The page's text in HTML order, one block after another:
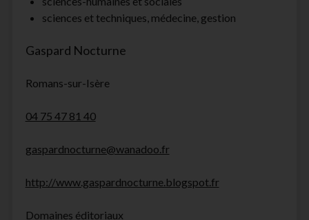
sciences et techniques, médecine, gestion
Gaspard Nocturne
Romans-sur-Isère
04 75 47 81 40
gaspardnocturne@wanadoo.fr
http://www.gaspardnocturne.blogspot.fr
Domaines éditoriaux